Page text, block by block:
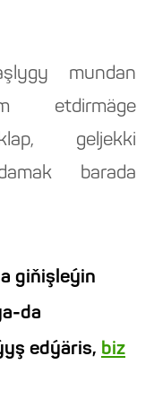
mundan
etdirmäge
geljekki
barada
giňişleýin
da
edýäris, biz